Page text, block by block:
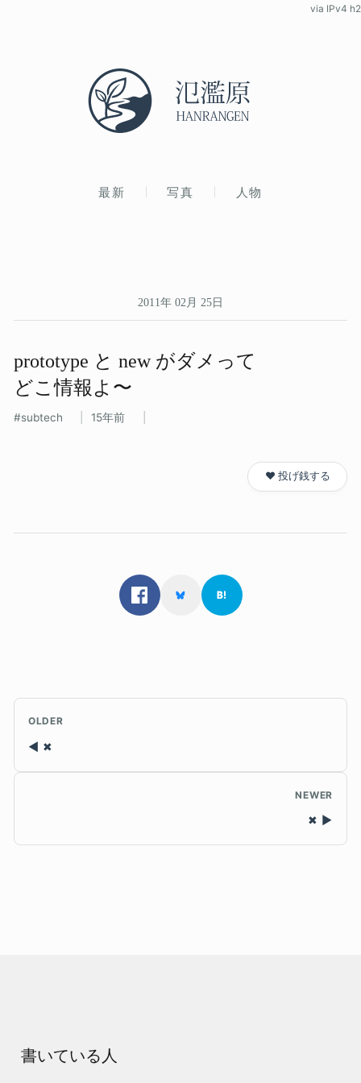
最新 写真 人物
via IPv4 h2
2011年 02月 25日
prototype と​ new が​ダメって​
どこ情報よ〜
subtech 15年前
❤️ 投げ銭する
OLDER
✖
NEWER
✖
書いている人